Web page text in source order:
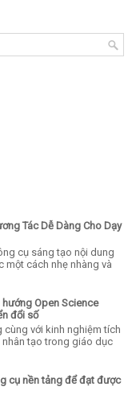
Tác Dễ Dàng Cho Dạy
cụ sáng tạo nội dung
một cách nhẹ nhàng và
Open Science
đổi số
với kinh nghiệm tích
tạo trong giáo dục
cụ nền tảng để đạt được